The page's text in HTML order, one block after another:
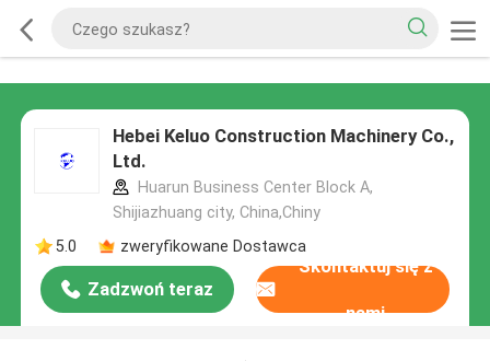
Hebei Keluo Construction Machinery Co.,
Ltd.
Huarun Business Center Block A,
Shijiazhuang city, China,Chiny
5.0
zweryfikowane Dostawca
Zadzwoń teraz
Skontaktuj się z
nami